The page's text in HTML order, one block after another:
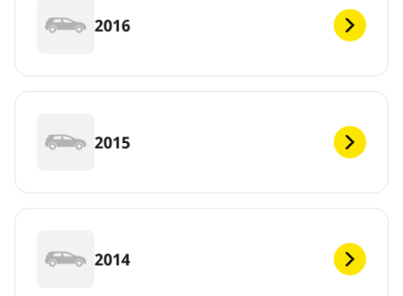
2016
2015
2014